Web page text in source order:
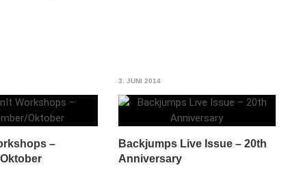
–
3. JUNI 2014
Backjumps Live Issue – 20th
Anniversary